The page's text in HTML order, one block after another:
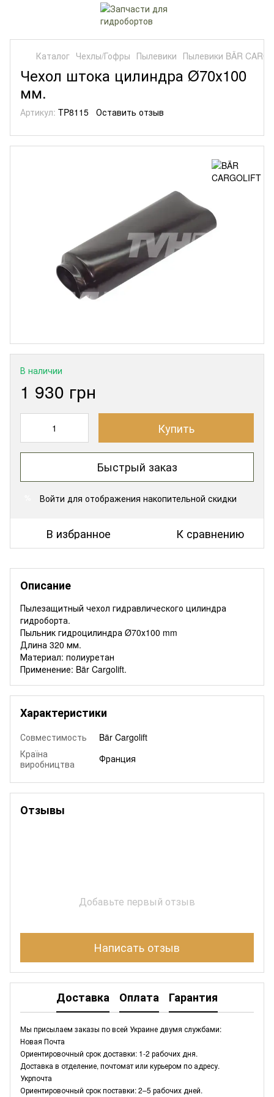
Каталог Чехлы/Гофры Пылевики Пылевики BÄR
Чехол штока цилиндра Ø70х100
мм.
Артикул: TP8115 Оставить отзыв
В наличии
1 930 грн
Купить
Быстрый заказ
Войти для отображения накопительной скидки
В избранное К сравнению
Описание
Пылезащитный чехол гидравлического цилиндра
гидроборта.
Пыльник гидроцилиндра Ø70х100 mm
Длина 320 мм.
Материал: полиуретан
Применение: Bär Cargolift.
Характеристики
Совместимость
Bär Cargolift
Країна
виробництва
Франция
Отзывы
Добавьте первый отзыв
Написать отзыв
Доставка Оплата Гарантия
Мы присылаем заказы по всей Украине двумя службами:
Новая Почта
Ориентировочный срок доставки: 1-2 рабочих дня.
Доставка в отделение, почтомат или курьером по адресу.
Укрпочта
Ориентировочный срок поставки: 2–5 рабочих дней.